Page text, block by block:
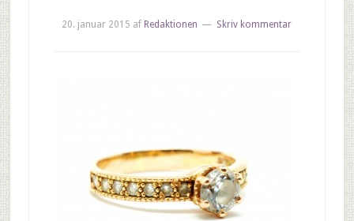
20. januar 2015 af Redaktionen Skriv kommentar